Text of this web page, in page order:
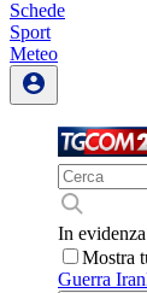
Schede
Sport
Meteo
In evidenza
Mostra
Guerra Iran